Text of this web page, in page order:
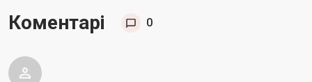
Коментарі 0